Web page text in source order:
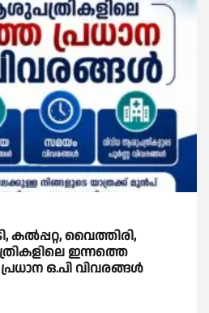
കൽപ്പറ്റ, വൈത്തിരി,
ഇന്നത്തെ
പ്രധാന ഒ.പി വിവരങ്ങൾ